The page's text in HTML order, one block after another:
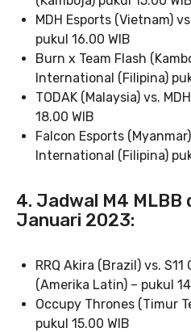
MDH Esports (Vietnam)
pukul 16.00 WIB
Burn x Team Flash
International (Filipina)
TODAK (Malaysia) vs.
18.00 WIB
Falcon Esports
International (Filipina)
4. Jadwal M4 MLBB
Januari 2023:
RRQ Akira (Brazil) vs.
(Amerika Latin) – pukul
Occupy Thrones (Timur
pukul 15.00 WIB